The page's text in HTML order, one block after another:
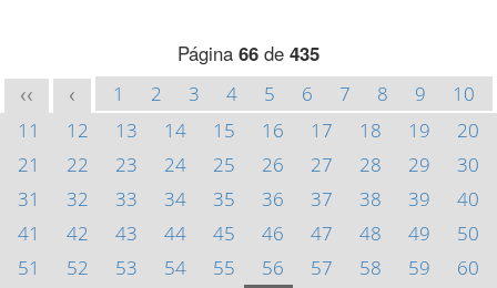
Página 66 de 435
<< < 1 2 3 4 5 6 7 8 9
10
11
12 13 14 15 16 17 18 19
20
21
22 23 24 25 26 27 28 29
30
31
32 33 34 35 36 37 38 39
40
41
42 43 44 45 46 47 48 49
50
51
52 53 54 55 56 57 58 59
60